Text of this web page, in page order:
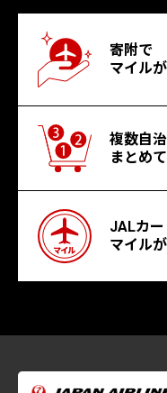
寄附で
マイル
複数自
まとめ
JALカ
マイル